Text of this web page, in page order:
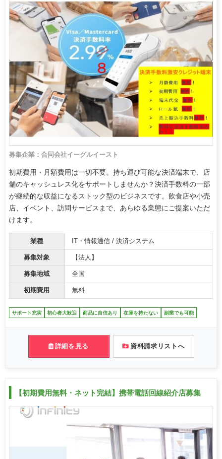
募集企業：合同会社イーグルイースト
初期費用・月額費用は一切不要。持ち運び可能な決済端末で、店
舗のキャッシュレス化をサポートしませんか？決済手数料の一部
が継続的な収益になるストック型のビジネスです。飲食店や小売
店、イベント、訪問サービスまで、あらゆる業態にご提案いただ
けます。
業種 IT・情報通信 / 決済システム
募集対象 【法人】
募集地域 全国
初期費用 無料
サポート充実 初心者大歓迎 商品に自信あり 在庫を持たない 副業でも可能
詳細を見る 資料請求リストへ
【初期費用無料・ネット完結】携帯電話回線紹介店募集